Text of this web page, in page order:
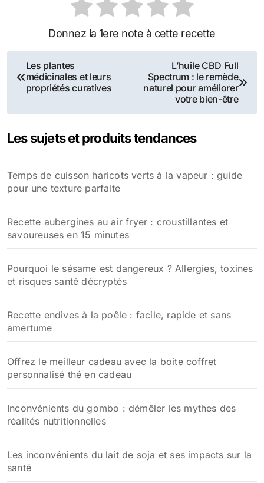
Donnez la 1ere note à cette recette
Navigation
de
l’article
Les plantes
médicinales et leurs
propriétés curatives
L’huile CBD Full
Spectrum : le remède
naturel pour améliorer
votre bien-être
Les sujets et produits tendances
Temps de cuisson haricots verts à la vapeur : guide
pour une texture parfaite
Recette aubergines au air fryer : croustillantes et
savoureuses en 15 minutes
Pourquoi le sésame est dangereux ? Allergies, toxines
et risques santé décryptés
Recette endives à la poêle : facile, rapide et sans
amertume
Offrez le meilleur cadeau avec la boite coffret
personnalisé thé en cadeau
Inconvénients du gombo : démêler les mythes des
réalités nutritionnelles
Les inconvénients du lait de soja et ses impacts sur la
santé